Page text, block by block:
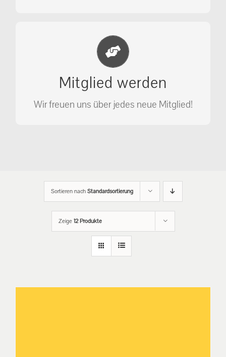
Mitglied werden
Wir freuen uns über jedes neue Mitglied!
Jetzt Mitglied werden
Unterstützen Sie unseren Verein als
Mitglied.
MITGLIED WERDEN
Sortieren nach Standardsortierung
Zeige 12 Produkte